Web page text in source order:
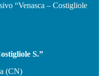
“Venasca – Costigliole
S.”
(CN)